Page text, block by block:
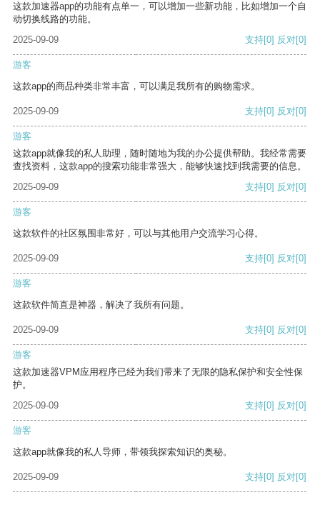
这款加速器app的功能有点单一，可以增加一些新功能，比如增加一个自
动切换线路的功能。
2025-09-09
支持[0] 反对[0]
游客
这款app的商品种类非常丰富，可以满足我所有的购物需求。
2025-09-09 支持[0] 反对[0]
游客
这款app就像我的私人助理，随时随地为我的办公提供帮助。我经常需要
查找资料，这款app的搜索功能非常强大，能够快速找到我需要的信息。
2025-09-09
支持[0] 反对[0]
游客
这款软件的社区氛围非常好，可以与其他用户交流学习心得。
2025-09-09 支持[0] 反对[0]
游客
这款软件简直是神器，解决了我所有问题。
2025-09-09 支持[0] 反对[0]
游客
这款加速器VPM应用程序已经为我们带来了无限的隐私保护和安全性保
护。
2025-09-09
支持[0] 反对[0]
游客
这款app就像我的私人导师，带领我探索知识的奥秘。
2025-09-09 支持[0] 反对[0]